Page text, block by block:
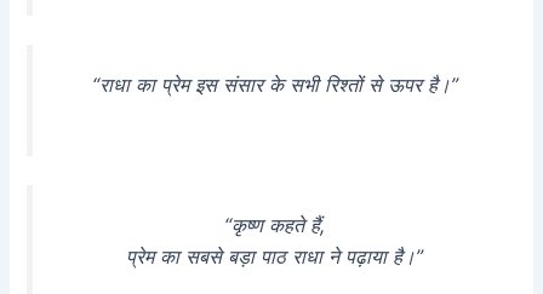
“राधा का प्रेम इस संसार के सभी रिश्तों से ऊपर है।”
“कृष्ण कहते हैं,
प्रेम का सबसे बड़ा पाठ राधा ने पढ़ाया है।”